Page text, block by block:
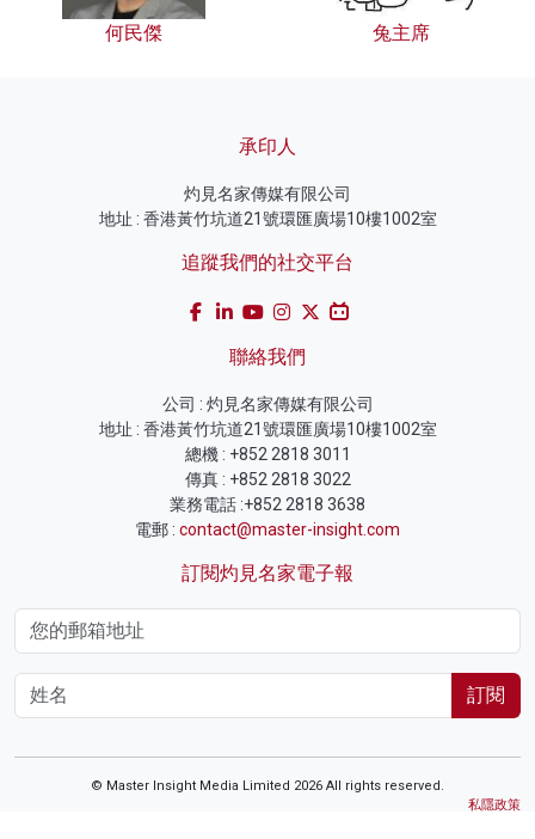
何民傑 兔主席
承印人
灼見名家傳媒有限公司
地址 : 香港黃竹坑道21號環匯廣場10樓1002室
追蹤我們的社交平台
聯絡我們
公司 : 灼見名家傳媒有限公司
地址 : 香港黃竹坑道21號環匯廣場10樓1002室
總機 : +852 2818 3011
傳真 : +852 2818 3022
業務電話 :+852 2818 3638
電郵 : contact@master-insight.com
訂閱灼見名家電子報
訂閱
© Master Insight Media Limited 2026 All rights reserved.
私隱政策